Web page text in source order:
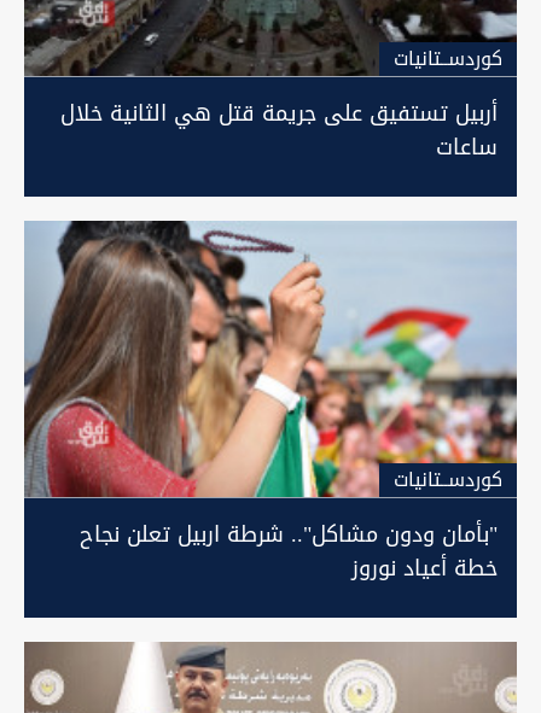
كوردســتانيات
أربيل تستفيق على جريمة قتل هي الثانية خلال
ساعات
كوردســتانيات
"بأمان ودون مشاكل".. شرطة اربيل تعلن نجاح
خطة أعياد نوروز